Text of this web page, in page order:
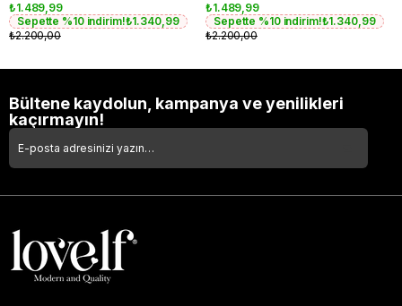
₺1.489,99
Sepette %10 indirim!₺1.340,99
₺2.200,00
₺1.489,99
Sepette %10 indirim!₺1.340,99
₺2.200,00
Bültene kaydolun, kampanya ve yenilikleri
kaçırmayın!